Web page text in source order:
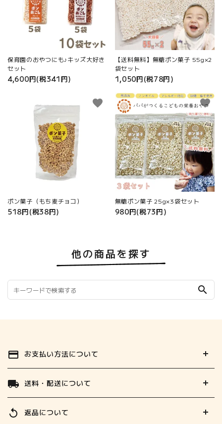
保育園のおやつにも♪キッズ大好き
セット
4,600円(税341円)
【送料無料】無糖ポン菓子 55g×2
袋セット
1,050円(税78円)
ポン菓子（もち麦チョコ）
518円(税38円)
favorite
無糖ポン菓子 25g×3袋セット
980円(税73円)
favorite
他の商品を探す
search
payment お支払い方法について
local_shipping 送料・配送について
replay 返品について